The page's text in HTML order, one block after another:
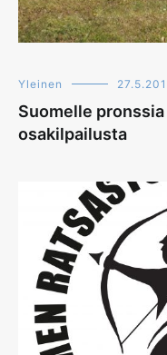
Yleinen
Suomelle
osakilpailusta